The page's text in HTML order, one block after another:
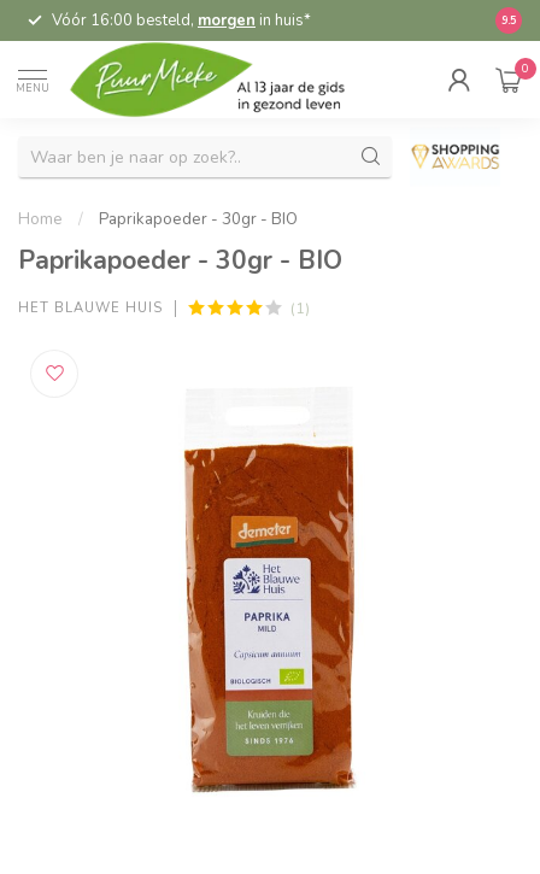
Vóór 16:00 besteld, morgen in huis* 9.5
MENU
0
Home / Paprikapoeder - 30gr - BIO
Paprikapoeder - 30gr - BIO
HET BLAUWE HUIS (1)